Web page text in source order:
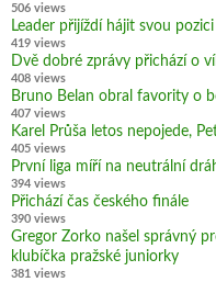
506 views
Leader přijíždí hájit svou
419 views
Dvě dobré zprávy přichází o
408 views
Bruno Belan obral favority o
407 views
Karel Průša letos nepojede,
405 views
První liga míří na neutrální
394 views
Přichází čas českého finále
390 views
Gregor Zorko našel správný
klubíčka pražské juniorky
381 views